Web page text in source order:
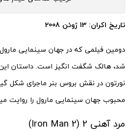
تاریخ اکران: 13 ژوئن 2008
دومین فیلمی که در جهان سینمایی
شد، هالک شگفت انگیز است. داستان این
نورتون در نقش بروس بنر ماجرای شکل
محبوب جهان سینمایی مارول را روایت
مرد آهنی 2 (Iron Man 2)